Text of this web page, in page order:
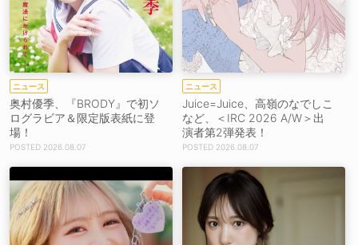
ニュース
奥村優季、『BRODY』で初ソ
ログラビア＆限定版表紙に登
場！
2026.08.07
ニュース
Juice=Juice、高嶺のなでしこ
など、＜IRC 2026 A/W＞出
演者第2弾発表！
2026.08.07